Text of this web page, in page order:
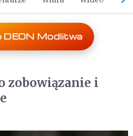
DEON Modlitwa
zobowiązanie i